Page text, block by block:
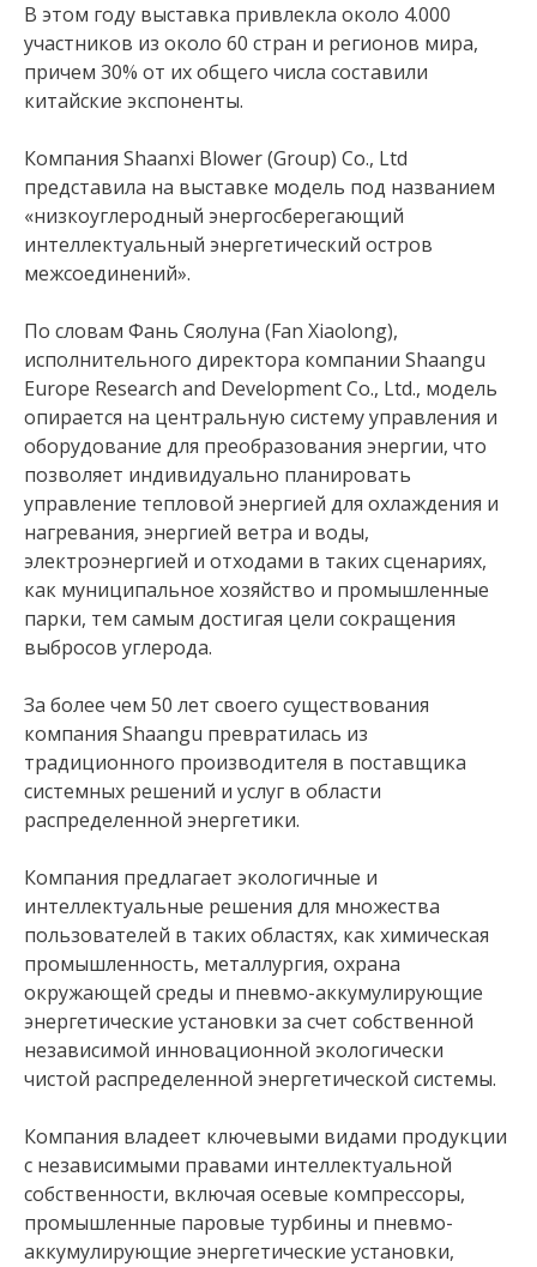
В этом году выставка привлекла около 4.000
участников из около 60 стран и регионов мира,
причем 30% от их общего числа составили
китайские экспоненты.
Компания Shaanxi Blower (Group) Co., Ltd
представила на выставке модель под названием
«низкоуглеродный энергосберегающий
интеллектуальный энергетический остров
межсоединений».
По словам Фань Сяолуна (Fan Xiaolong),
исполнительного директора компании Shaangu
Europe Research and Development Co., Ltd., модель
опирается на центральную систему управления и
оборудование для преобразования энергии, что
позволяет индивидуально планировать
управление тепловой энергией для охлаждения и
нагревания, энергией ветра и воды,
электроэнергией и отходами в таких сценариях,
как муниципальное хозяйство и промышленные
парки, тем самым достигая цели сокращения
выбросов углерода.
За более чем 50 лет своего существования
компания Shaangu превратилась из
традиционного производителя в поставщика
системных решений и услуг в области
распределенной энергетики.
Компания предлагает экологичные и
интеллектуальные решения для множества
пользователей в таких областях, как химическая
промышленность, металлургия, охрана
окружающей среды и пневмо-аккумулирующие
энергетические установки за счет собственной
независимой инновационной экологически
чистой распределенной энергетической системы.
Компания владеет ключевыми видами продукции
с независимыми правами интеллектуальной
собственности, включая осевые компрессоры,
промышленные паровые турбины и пневмо-
аккумулирующие энергетические установки,